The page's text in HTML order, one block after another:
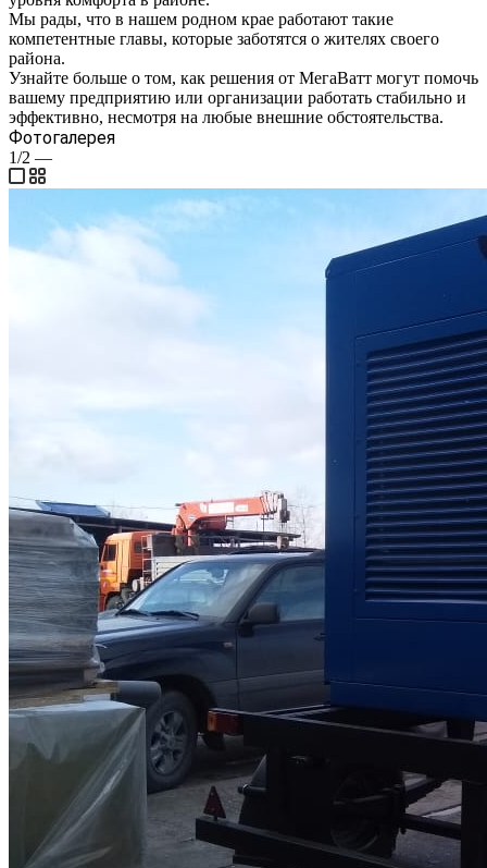
Мы рады, что в нашем родном крае работают такие
компетентные главы, которые заботятся о жителях своего
района.
Узнайте больше о том, как решения от МегаВатт могут помочь
вашему предприятию или организации работать стабильно и
эффективно, несмотря на любые внешние обстоятельства.
Фотогалерея
1/2 —